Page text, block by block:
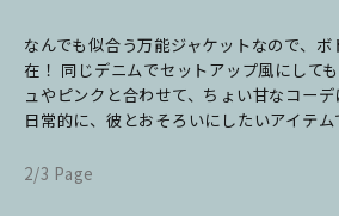
なんでも似合う万能ジャケットなので、
在！ 同じデニムでセットアップ風にして
ュやピンクと合わせて、ちょい甘なコーデ
日常的に、彼とおそろいにしたいアイテム
2/3 Page